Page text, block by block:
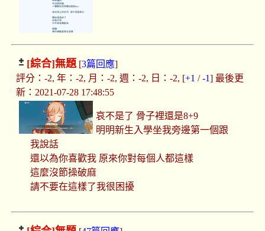
[綜合]無題[3篇回應]
評分：-2, 年：-2, 月：-2, 週：-2, 日：-2, [+1 /-1] 最後更
新：2021-07-28 17:48:55
哀不是了 骨子裡還是8+9
明明新生入學坐我旁邊第一個跟
我說話
還以為你喜歡我 原來你對每個人都這樣
這麼沒節操破麻
請不要在這樣了我很困擾